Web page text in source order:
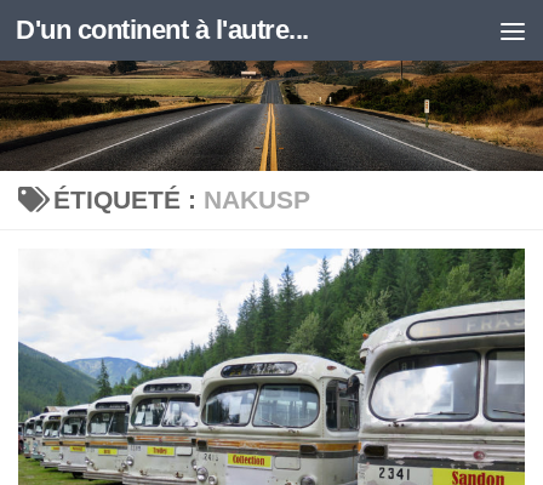
Skip to content
D'un continent à l'autre...
ÉTIQUETÉ : NAKUSP